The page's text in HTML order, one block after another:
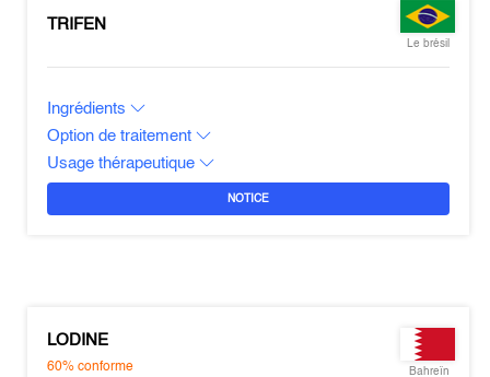
TRIFEN
Le brésil
Ingrédients
Option de traitement
Usage thérapeutique
NOTICE
LODINE
60%conforme Bahreïn